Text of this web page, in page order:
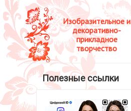
Изобразительное и
декоративно-
прикладное
творчество
Полезные ссылки